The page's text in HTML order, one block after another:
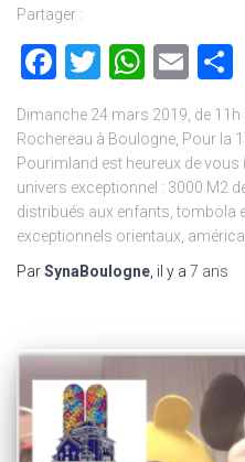
Partager :
Facebook
Twitter
Dimanche 24 mars 2019, de
Rochereau à Boulogne, Pour la
Pourimland est heureux de
univers exceptionnel : 3000 M2
distribués aux enfants, tombola
exceptionnels orientaux,
ParSynaBoulogne , il y a 7 ans